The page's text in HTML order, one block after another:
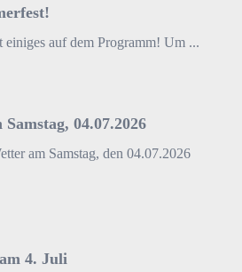
auf dem Programm! Um ...
04.07.2026
am Samstag, den 04.07.2026
4. Juli